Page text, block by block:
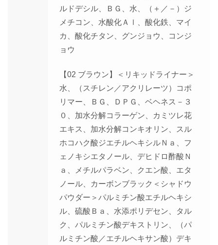
ルドデシル、ＢＧ、水、（＋／－）ジ
メチコン、水酸化Ａｌ、酸化鉄、マイ
カ、酸化チタン、グンジョウ、コンジ
ョウ
【02 ブラウン】＜リキッドライナー＞
水、（スチレン／アクリレーツ）コポ
リマー、ＢＧ、ＤＰＧ、ベヘネス－３
０、加水分解コラーゲン、カミツレ花
エキス、加水分解コンキオリン、スル
ホコハク酸ジエチルヘキシルＮａ、フ
ェノキシエタノール、デヒドロ酢酸Ｎ
ａ、メチルパラベン、クエン酸、エタ
ノール、カーボンブラック＜シャドウ
パウダー＞パルミチン酸エチルヘキシ
ル、硫酸Ｂａ、水添ポリデセン、タル
ク、パルミチン酸デキストリン、（パ
ルミチン酸／エチルヘキサン酸）デキ